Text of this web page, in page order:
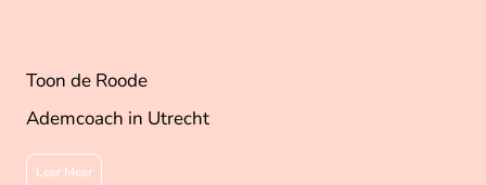
Toon de Roode
Ademcoach in Utrecht
Leer Meer